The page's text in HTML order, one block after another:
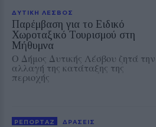
ΔΥΤΙΚΗ ΛΕΣΒΟΣ
Παρέμβαση για το Ειδικό
Χωροταξικό Τουρισμού στη
Μήθυμνα
Ο Δήμος Δυτικής Λέσβου ζητά την
αλλαγή της κατάταξης της
περιοχής
ΡΕΠΟΡΤΑΖ ΔΡΑΣΕΙΣ